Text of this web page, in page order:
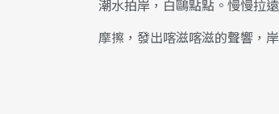
潮水拍岸，白鷗點點。慢慢拉
摩擦，發出喀滋喀滋的聲響，